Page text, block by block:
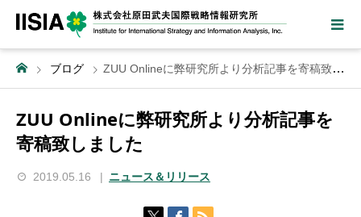
ブログ ZUU Onlineに弊研究所より分析記事を寄稿致しました
ZUU Onlineに弊研究所より分析記事を
寄稿致しました
2019.05.16 ニュース＆リリース